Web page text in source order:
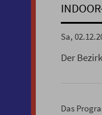
Sa,
Der
Das